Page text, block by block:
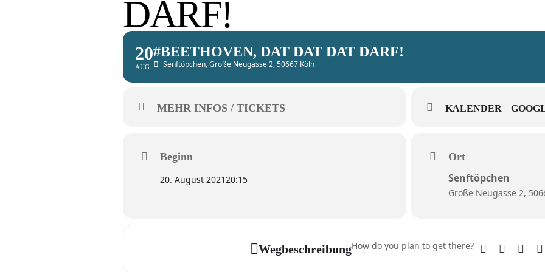
DARF!
20
AUG.
#BEETHOVEN, DAT DAT DAT DARF!
Senftöpchen, Große Neugasse 2, 50667 Köln
MEHR INFOS / TICKETS KALENDER
Beginn
20. August 202120:15
Ort
Senftöpchen
Große Neugasse 2,
WegbeschreibungHow do you plan to get there?